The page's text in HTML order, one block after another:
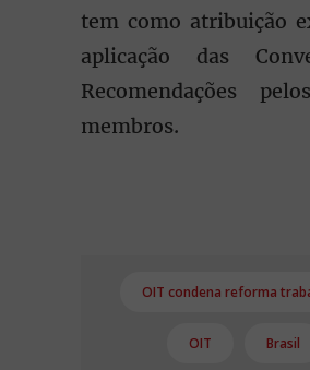
tem como atribuição
aplicação das
Recomendações
membros.
OIT condena reforma
OIT Brasil